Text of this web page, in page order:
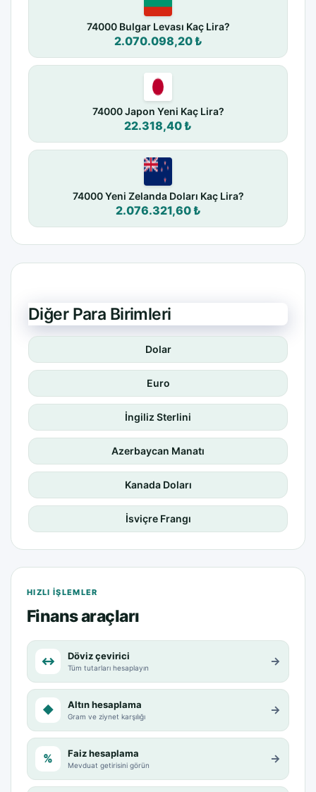
74000 Bulgar Levası Kaç Lira?
2.070.098,20 ₺
74000 Japon Yeni Kaç Lira?
22.318,40 ₺
74000 Yeni Zelanda Doları Kaç Lira?
2.076.321,60 ₺
Diğer Para Birimleri
Dolar
Euro
İngiliz Sterlini
Azerbaycan Manatı
Kanada Doları
İsviçre Frangı
HIZLI IŞLEMLER
Finans araçları
↔ Döviz çevirici
Tüm tutarları hesaplayın →
◆ Altın hesaplama
Gram ve ziynet karşılığı →
% Faiz hesaplama
Mevduat getirisini görün →